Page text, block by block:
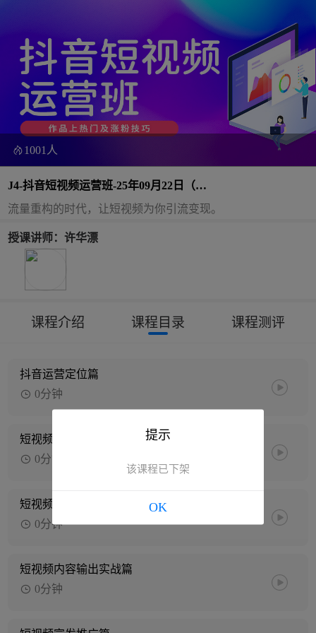
1001人
J4-抖音短视频运营班-25年09月22日（双
师）
流量重构的时代，让短视频为你引流变现。
授课讲师：许华漂
课程介绍 课程目录 课程测评
抖音运营定位篇
0分钟
短视频账号打造篇
0分钟
短视频内容制作宣发篇
0分钟
短视频内容输出实战篇
0分钟
提示
该课程已下架
OK